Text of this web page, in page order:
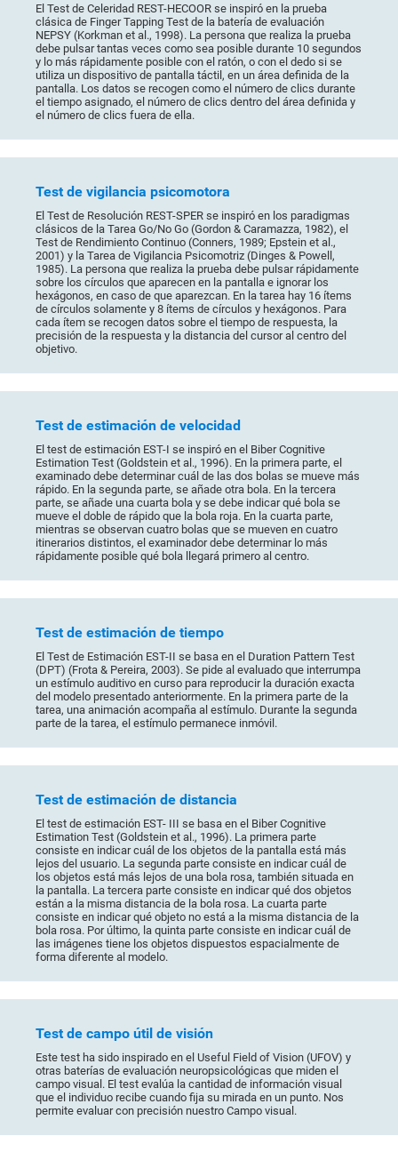
El Test de Celeridad REST-HECOOR se inspiró en la prueba
clásica de Finger Tapping Test de la batería de evaluación
NEPSY (Korkman et al., 1998). La persona que realiza la prueba
debe pulsar tantas veces como sea posible durante 10 segundos
y lo más rápidamente posible con el ratón, o con el dedo si se
utiliza un dispositivo de pantalla táctil, en un área definida de la
pantalla. Los datos se recogen como el número de clics durante
el tiempo asignado, el número de clics dentro del área definida y
el número de clics fuera de ella.
Test de vigilancia psicomotora
El Test de Resolución REST-SPER se inspiró en los paradigmas
clásicos de la Tarea Go/No Go (Gordon & Caramazza, 1982), el
Test de Rendimiento Continuo (Conners, 1989; Epstein et al.,
2001) y la Tarea de Vigilancia Psicomotriz (Dinges & Powell,
1985). La persona que realiza la prueba debe pulsar rápidamente
sobre los círculos que aparecen en la pantalla e ignorar los
hexágonos, en caso de que aparezcan. En la tarea hay 16 ítems
de círculos solamente y 8 ítems de círculos y hexágonos. Para
cada ítem se recogen datos sobre el tiempo de respuesta, la
precisión de la respuesta y la distancia del cursor al centro del
objetivo.
Test de estimación de velocidad
El test de estimación EST-I se inspiró en el Biber Cognitive
Estimation Test (Goldstein et al., 1996). En la primera parte, el
examinado debe determinar cuál de las dos bolas se mueve más
rápido. En la segunda parte, se añade otra bola. En la tercera
parte, se añade una cuarta bola y se debe indicar qué bola se
mueve el doble de rápido que la bola roja. En la cuarta parte,
mientras se observan cuatro bolas que se mueven en cuatro
itinerarios distintos, el examinador debe determinar lo más
rápidamente posible qué bola llegará primero al centro.
Test de estimación de tiempo
El Test de Estimación EST-II se basa en el Duration Pattern Test
(DPT) (Frota & Pereira, 2003). Se pide al evaluado que interrumpa
un estímulo auditivo en curso para reproducir la duración exacta
del modelo presentado anteriormente. En la primera parte de la
tarea, una animación acompaña al estímulo. Durante la segunda
parte de la tarea, el estímulo permanece inmóvil.
Test de estimación de distancia
El test de estimación EST- III se basa en el Biber Cognitive
Estimation Test (Goldstein et al., 1996). La primera parte
consiste en indicar cuál de los objetos de la pantalla está más
lejos del usuario. La segunda parte consiste en indicar cuál de
los objetos está más lejos de una bola rosa, también situada en
la pantalla. La tercera parte consiste en indicar qué dos objetos
están a la misma distancia de la bola rosa. La cuarta parte
consiste en indicar qué objeto no está a la misma distancia de la
bola rosa. Por último, la quinta parte consiste en indicar cuál de
las imágenes tiene los objetos dispuestos espacialmente de
forma diferente al modelo.
Test de campo útil de visión
Este test ha sido inspirado en el Useful Field of Vision (UFOV) y
otras baterías de evaluación neuropsicológicas que miden el
campo visual. El test evalúa la cantidad de información visual
que el individuo recibe cuando fija su mirada en un punto. Nos
permite evaluar con precisión nuestro Campo visual.